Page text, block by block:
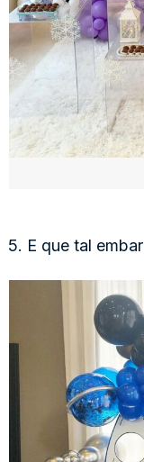
5. E que tal